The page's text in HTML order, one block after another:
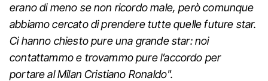
erano di meno se non ricordo male, però comunque
abbiamo cercato di prendere tutte quelle future star.
Ci hanno chiesto pure una grande star: noi
contattammo e trovammo pure l’accordo per
portare al Milan Cristiano Ronaldo".